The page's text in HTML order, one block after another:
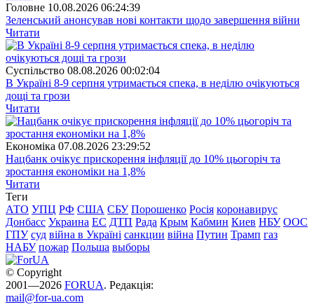
Головне 10.08.2026 06:24:39
Зеленський анонсував нові контакти щодо завершення війни
Читати
Суспiльство 08.08.2026 00:02:04
В Україні 8-9 серпня утримається спека, в неділю очікуються
дощі та грози
Читати
Економіка 07.08.2026 23:29:52
Нацбанк очікує прискорення інфляції до 10% цьогоріч та
зростання економіки на 1,8%
Читати
Теги
АТО УПЦ РФ США СБУ Порошенко Росія коронавирус
Донбасс Украина ЕС ДТП Рада Крым Кабмин Киев НБУ ООС
ГПУ суд війна в Україні санкции війна Путин Трамп газ
НАБУ пожар Польша выборы
© Copyright
2001—2026 FORUA. Редакція:
mail@for-ua.com